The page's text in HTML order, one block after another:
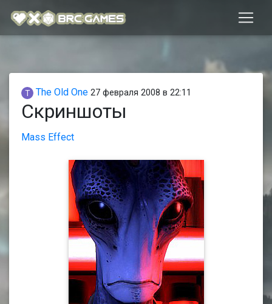
The Old One 27 февраля 2008 в 22:11
Скриншоты
Mass Effect